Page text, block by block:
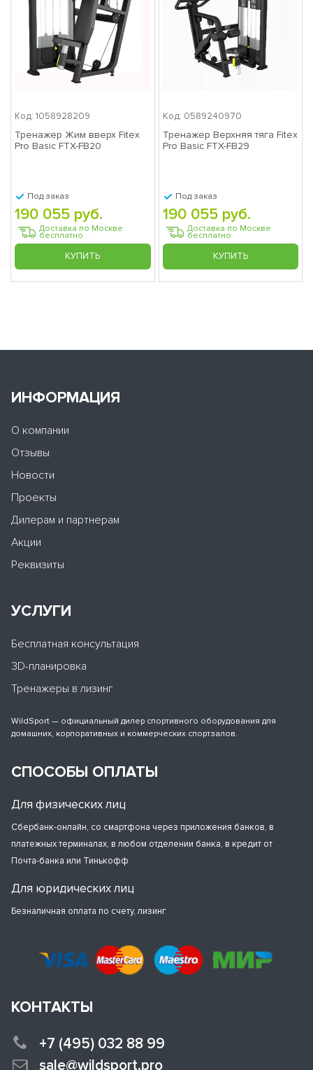
Код: 1058928209
Тренажер Жим вверх Fitex
Pro Basic FTX-FB20
Под заказ
Доставка по Москве
бесплатно
190 055 руб.
КУПИТЬ
Код: 0589240970
Тренажер Верхняя тяга Fitex
Pro Basic FTX-FB29
Под заказ
Доставка по Москве
бесплатно
190 055 руб.
КУПИТЬ
ИНФОРМАЦИЯ
О компании
Отзывы
Новости
Проекты
Дилерам и партнерам
Акции
Реквизиты
УСЛУГИ
Бесплатная консультация
3D-планировка
Тренажеры в лизинг
WildSport — официальный дилер спортивного оборудования для
домашних, корпоративных и коммерческих спортзалов.
СПОСОБЫ ОПЛАТЫ
Для физических лиц
Сбербанк-онлайн, со смартфона через приложения банков, в
платежных терминалах, в любом отделении банка, в кредит от
Почта-банка или Тинькофф
Для юридических лиц
Безналичная оплата по счету, лизинг
КОНТАКТЫ
+7 (495) 032 88 99
sale@wildsport.pro